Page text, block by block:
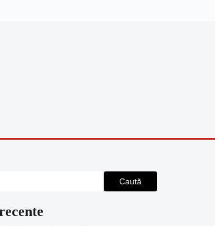
Caută